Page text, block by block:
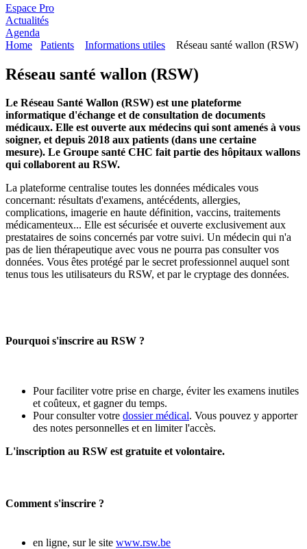
Espace Pro
Actualités
Agenda
Home
Patients Informations utiles Réseau santé wallon (RSW)
Réseau santé wallon (RSW)
Le Réseau Santé Wallon (RSW) est une plateforme
informatique d'échange et de consultation de documents
médicaux. Elle est ouverte aux médecins qui sont amenés à vous
soigner, et depuis 2018 aux patients (dans une certaine
mesure). Le Groupe santé CHC fait partie des hôpitaux wallons
qui collaborent au RSW.
La plateforme centralise toutes les données médicales vous
concernant: résultats d'examens, antécédents, allergies,
complications, imagerie en haute définition, vaccins, traitements
médicamenteux... Elle est sécurisée et ouverte exclusivement aux
prestataires de soins concernés par votre suivi. Un médecin qui n'a
pas de lien thérapeutique avec vous ne pourra pas consulter vos
données. Vous êtes protégé par le secret professionnel auquel sont
tenus tous les utilisateurs du RSW, et par le cryptage des données.
Pourquoi s'inscrire au RSW ?
Pour faciliter votre prise en charge, éviter les examens inutiles
et coûteux, et gagner du temps.
Pour consulter votre dossier médical. Vous pouvez y apporter
des notes personnelles et en limiter l'accès.
L'inscription au RSW est gratuite et volontaire.
Comment s'inscrire ?
en ligne, sur le site www.rsw.be